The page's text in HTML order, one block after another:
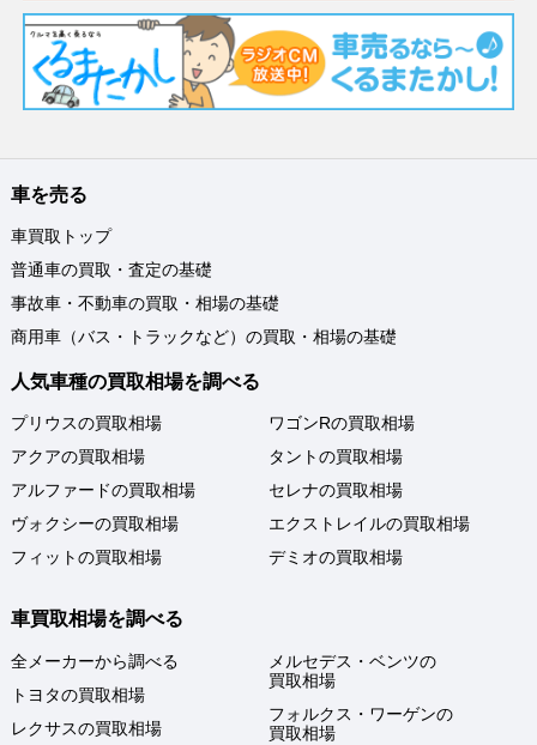
車を売る
車買取トップ
普通車の買取・査定の基礎
事故車・不動車の買取・相場の基礎
商用車（バス・トラックなど）の買取・相場の基礎
人気車種の買取相場を調べる
プリウスの買取相場
アクアの買取相場
アルファードの買取相場
ヴォクシーの買取相場
フィットの買取相場
ワゴンRの買取相場
タントの買取相場
セレナの買取相場
エクストレイルの買取相場
デミオの買取相場
車買取相場を調べる
全メーカーから調べる
トヨタの買取相場
レクサスの買取相場
メルセデス・ベンツの
買取相場
フォルクス・ワーゲンの
買取相場